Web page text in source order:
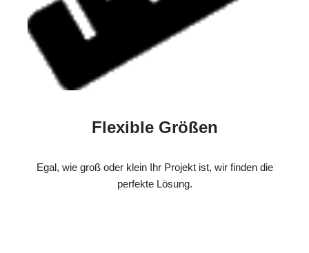
Flexible Größen
Egal, wie groß oder klein Ihr Projekt ist, wir finden die
perfekte Lösung.